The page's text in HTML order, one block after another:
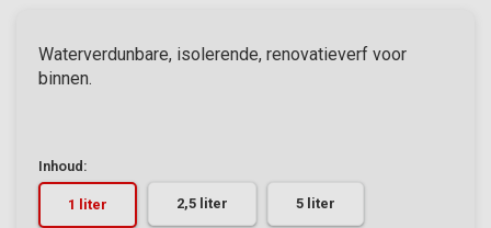
Waterverdunbare, isolerende, renovatieverf voor
binnen.
Inhoud:
1 liter 2,5 liter 5 liter